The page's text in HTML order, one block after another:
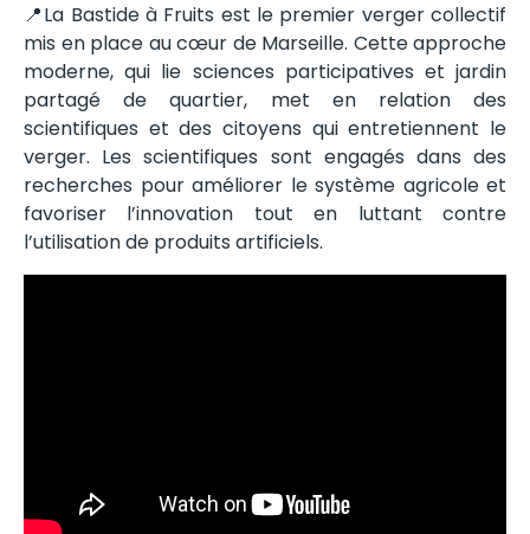
📍La Bastide à Fruits est le premier verger collectif
mis en place au cœur de Marseille. Cette approche
moderne, qui lie sciences participatives et jardin
partagé de quartier, met en relation des
scientifiques et des citoyens qui entretiennent le
verger. Les scientifiques sont engagés dans des
recherches pour améliorer le système agricole et
favoriser l’innovation tout en luttant contre
l’utilisation de produits artificiels.